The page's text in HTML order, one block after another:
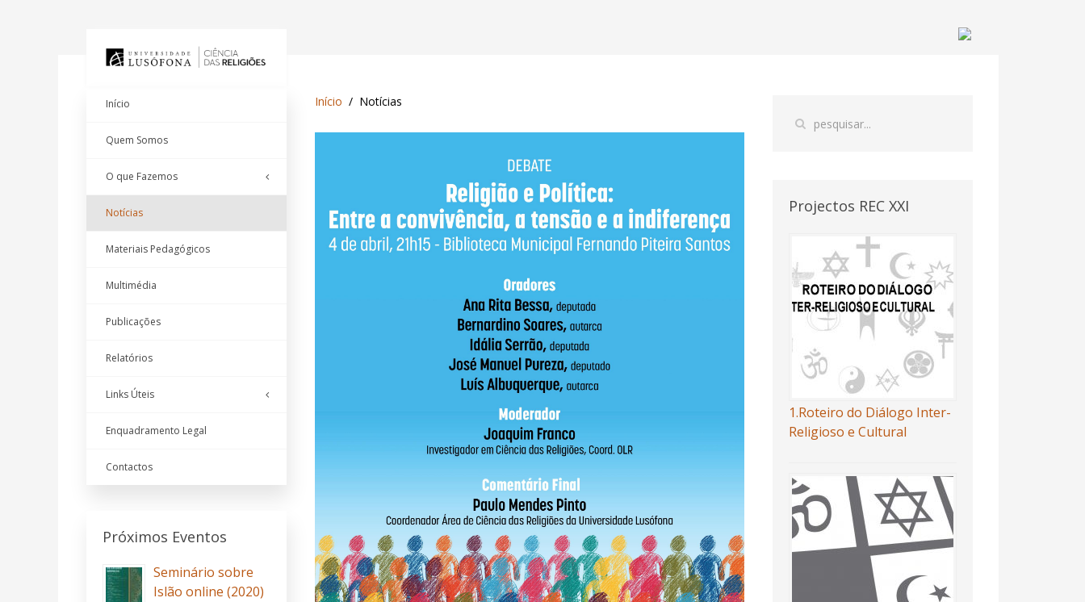
Início Notícias
Início
Quem Somos
O que Fazemos
Notícias
Materiais Pedagógicos
Multimédia
Publicações
Relatórios
Links Úteis
Enquadramento Legal
Contactos
Próximos Eventos
Seminário sobre
Islão online (2020)
Projectos REC XXI
1.Roteiro do Diálogo Inter-
Religioso e Cultural